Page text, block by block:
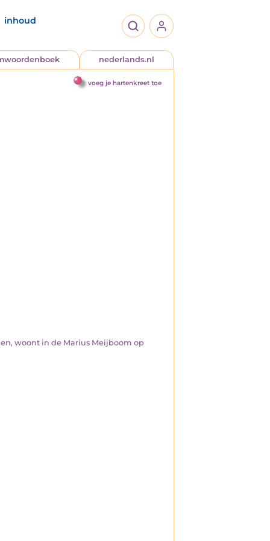
inhoud
nederlands.nl
voeg je hartenkreet toe
woont in de Marius Meijboom op